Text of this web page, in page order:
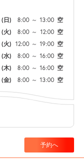
(日) 8:00 ～ 13:00 空
(火) 8:00 ～ 12:00 空
(火) 12:00 ～ 19:00 空
(水) 8:00 ～ 16:00 空
(木) 8:00 ～ 16:00 空
(金) 8:00 ～ 13:00 空
予約へ